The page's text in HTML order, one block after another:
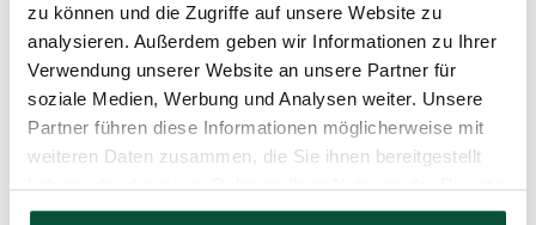
zu können und die Zugriffe auf unsere Website zu
analysieren. Außerdem geben wir Informationen zu Ihrer
Verwendung unserer Website an unsere Partner für
soziale Medien, Werbung und Analysen weiter. Unsere
Partner führen diese Informationen möglicherweise mit
weiteren Daten zusammen, die Sie ihnen bereitgestellt
haben oder die sie im Rahmen Ihrer Nutzung der Dienste
gesammelt haben.
Gewicht (netto)
Nadeltyp 3D (PE) + PVC
Gewicht (brutto) 6
Anzahl der Teile 2